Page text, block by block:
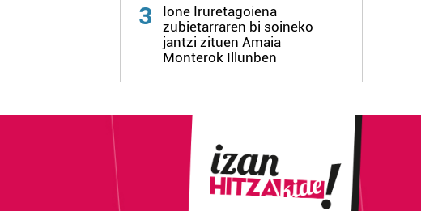
3
Ione Iruretagoiena
zubietarraren bi soineko
jantzi zituen Amaia
Monterok Illunben